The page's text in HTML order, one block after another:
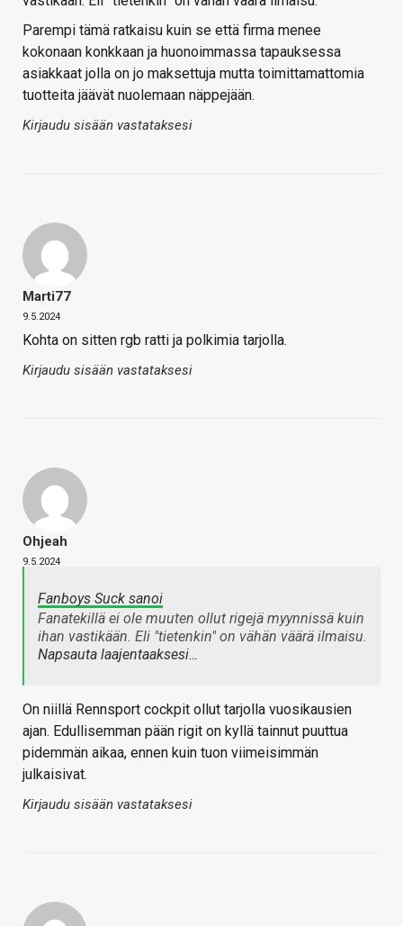
Parempi tämä ratkaisu kuin se että firma menee
kokonaan konkkaan ja huonoimmassa tapauksessa
asiakkaat jolla on jo maksettuja mutta toimittamattomia
tuotteita jäävät nuolemaan näppejään.
Kirjaudu sisään vastataksesi
Marti77
9.5.2024
Kohta on sitten rgb ratti ja polkimia tarjolla.
Kirjaudu sisään vastataksesi
Ohjeah
9.5.2024
Fanboys Suck sanoi
Fanatekillä ei ole muuten ollut rigejä myynnissä kuin
ihan vastikään. Eli "tietenkin" on vähän väärä ilmaisu.
Napsauta laajentaaksesi…
On niillä Rennsport cockpit ollut tarjolla vuosikausien
ajan. Edullisemman pään rigit on kyllä tainnut puuttua
pidemmän aikaa, ennen kuin tuon viimeisimmän
julkaisivat.
Kirjaudu sisään vastataksesi